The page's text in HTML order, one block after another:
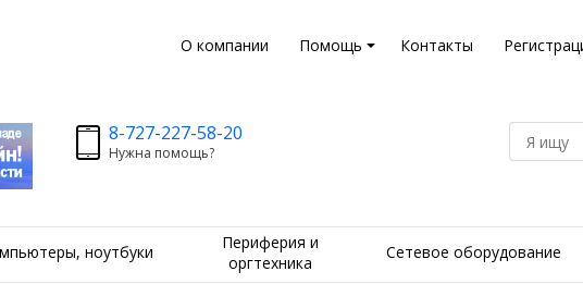
О компании Помощь Контакты
8-727-227-58-20
Нужна помощь?
ноутбуки
Периферия и
оргтехника
Сетевое оборудование